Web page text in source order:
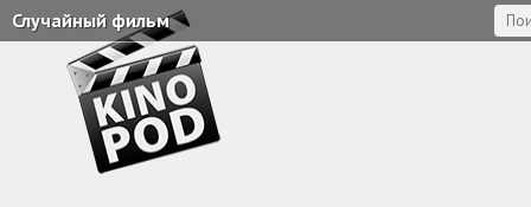
Случайный фильм